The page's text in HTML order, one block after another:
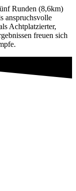
Runden (8,6km)
anspruchsvolle
Achtplatzierter,
freuen sich